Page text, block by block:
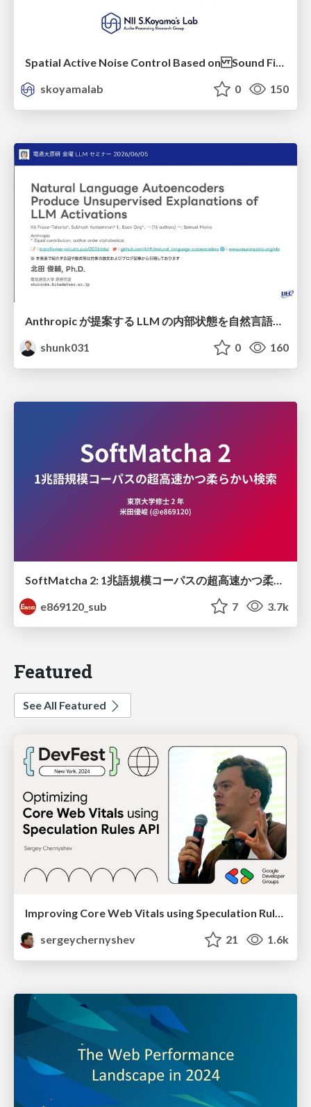
skoyamalab
0 150
Anthropic が提案する LLM の内部状態を自然言語で説明可能にした Natural Language Autoencoders / Natural Language Autoencoders Produce Unsupervised Explanations of LLM Activations
shunk031
0 160
e869120_sub
7 3.7k
Featured
See All Featured
Improving Core Web Vitals using Speculation Rules API
sergeychernyshev
21 1.6k